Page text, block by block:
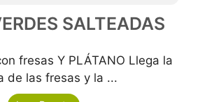
SALTEADAS
fresas Y PLÁTANO Llega la
de las fresas y la ...